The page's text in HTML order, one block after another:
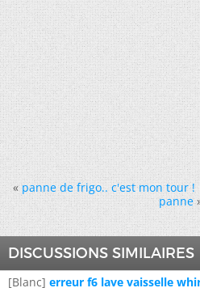
« panne de frigo.. c'est mon tour !
panne
DISCUSSIONS SIMILAIRES
[Blanc] erreur f6 lave vaisselle